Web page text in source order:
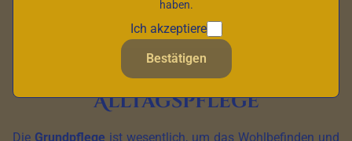
Wohnumgebung profitieren.
Grundpflege und
Alltagspflege
Die Grundpflege ist wesentlich, um das Wohlbefinden und
haben.
Ich akzeptiere
Bestätigen